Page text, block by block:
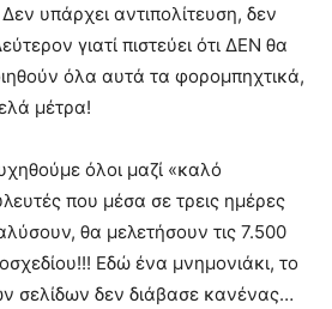
υπάρχει αντιπολίτευση, δεν
γιατί πιστεύει ότι ΔΕΝ θα
όλα αυτά τα φορομπηχτικά,
μέτρα!
όλοι μαζί «καλό
που μέσα σε τρεις ημέρες
θα μελετήσουν τις 7.500
Εδώ ένα μνημονιάκι, το
σελίδων δεν διάβασε κανένας…